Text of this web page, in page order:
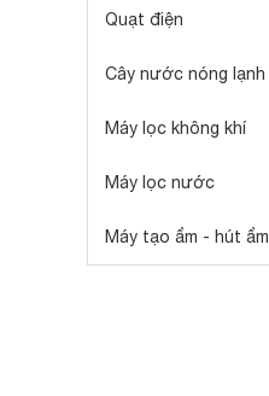
Quạt điện
Cây nước nóng lạnh
Máy lọc không khí
Máy lọc nước
Máy tạo ẩm - hút ẩm